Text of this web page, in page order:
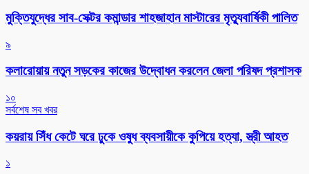
মুক্তিযুদ্ধের সাব-সেক্টর কমান্ডার শাহজাহান মাস্টারের মৃত্যুবার্ষিকী পালিত
৯
কলারোয়ায় নতুন সড়কের কাজের উদ্বোধন করলেন জেলা পরিষদ প্রশাসক
১০
সর্বশেষ সব খবর
কয়রায় সিঁধ কেটে ঘরে ঢুকে ওষুধ ব্যবসায়ীকে কুপিয়ে হত্যা, স্ত্রী আহত
১